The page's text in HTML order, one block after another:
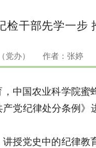
检干部先学一步
党办） 作者：张婷
中国农业科学院
党纪律处分条例
授党史中的纪律